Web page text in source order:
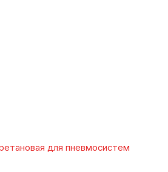
для пневмосистем